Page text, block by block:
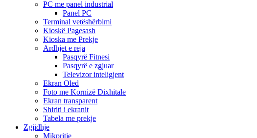
PC me panel industrial
Panel PC
Terminal vetëshërbimi
Kioskë Pagesash
Kioska me Prekje
Ardhjet e reja
Pasqyrë Fitnesi
Pasqyrë e zgjuar
Televizor inteligjent
Ekran Oled
Foto me Kornizë Dixhitale
Ekran transparent
Shiriti i ekranit
Tabela me prekje
Zgjidhje
Mikpritje